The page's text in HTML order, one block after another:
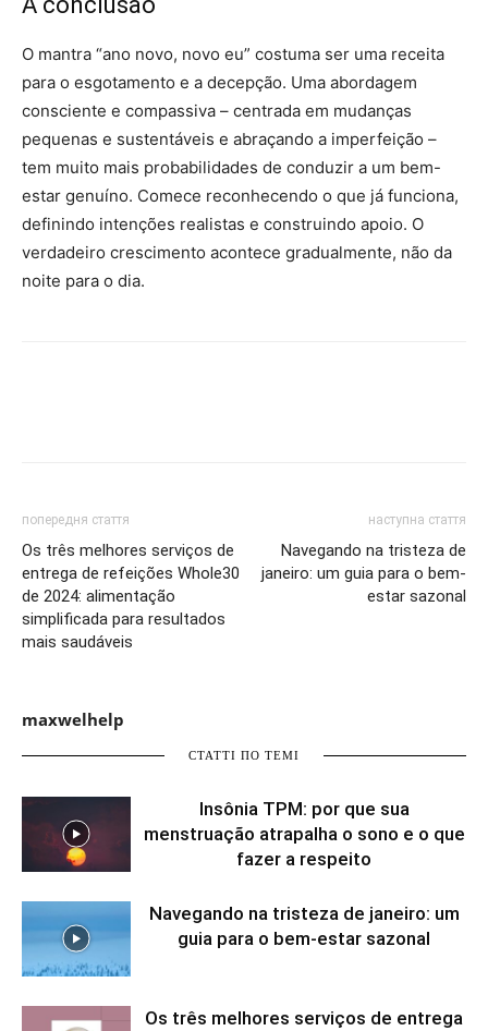
O mantra “ano novo, novo eu” costuma ser uma receita
para o esgotamento e a decepção. Uma abordagem
consciente e compassiva – centrada em mudanças
pequenas e sustentáveis ​​e abraçando a imperfeição –
tem muito mais probabilidades de conduzir a um bem-
estar genuíno. Comece reconhecendo o que já funciona,
definindo intenções realistas e construindo apoio. O
verdadeiro crescimento acontece gradualmente, não da
noite para o dia.
попередня стаття
Os três melhores serviços de
entrega de refeições Whole30
de 2024: alimentação
simplificada para resultados
mais saudáveis
наступна стаття
Navegando na tristeza de
janeiro: um guia para o bem-
estar sazonal
maxwelhelp
СТАТТІ ПО ТЕМІ
Insônia TPM: por que sua
menstruação atrapalha o sono e o que
fazer a respeito
Navegando na tristeza de janeiro: um
guia para o bem-estar sazonal
Os três melhores serviços de entrega